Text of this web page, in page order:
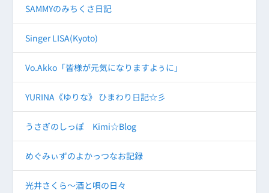
SAMMYのみちくさ日記
Singer LISA(Kyoto)
Vo.Akko「皆様が元気になりますよぅに」
YURINA《ゆりな》 ひまわり日記☆彡
うさぎのしっぽ Kimi☆Blog
めぐみぃずのよかっつなお記録
光井さくら～酒と唄の日々